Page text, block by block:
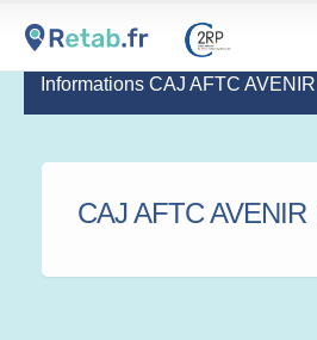
Informations CAJ AFTC AVENIR
CAJ AFTC AVENIR